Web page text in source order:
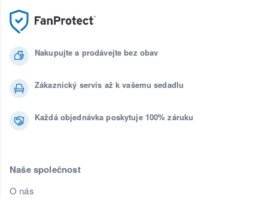
Nakupujte a prodávejte bez obav
Zákaznický servis až k vašemu sedadlu
Každá objednávka poskytuje 100% záruku
Naše společnost
O nás